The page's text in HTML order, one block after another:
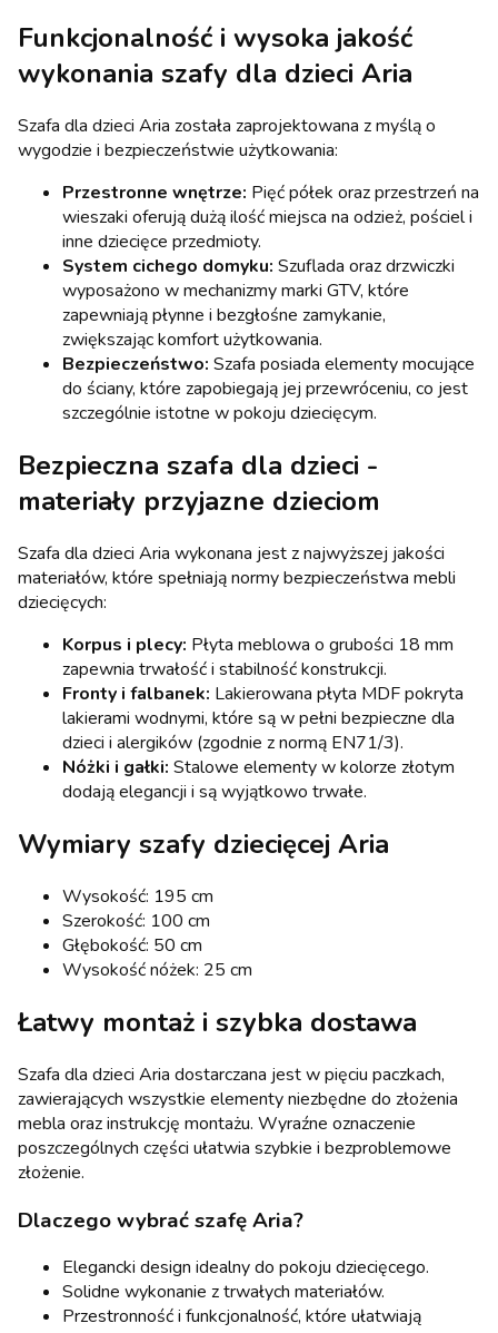
Funkcjonalność i wysoka jakość
wykonania szafy dla dzieci Aria
Szafa dla dzieci Aria została zaprojektowana z myślą o
wygodzie i bezpieczeństwie użytkowania:
Przestronne wnętrze: Pięć półek oraz przestrzeń na
wieszaki oferują dużą ilość miejsca na odzież, pościel i
inne dziecięce przedmioty.
System cichego domyku: Szuflada oraz drzwiczki
wyposażono w mechanizmy marki GTV, które
zapewniają płynne i bezgłośne zamykanie,
zwiększając komfort użytkowania.
Bezpieczeństwo: Szafa posiada elementy mocujące
do ściany, które zapobiegają jej przewróceniu, co jest
szczególnie istotne w pokoju dziecięcym.
Bezpieczna szafa dla dzieci -
materiały przyjazne dzieciom
Szafa dla dzieci Aria wykonana jest z najwyższej jakości
materiałów, które spełniają normy bezpieczeństwa mebli
dziecięcych:
Korpus i plecy: Płyta meblowa o grubości 18 mm
zapewnia trwałość i stabilność konstrukcji.
Fronty i falbanek: Lakierowana płyta MDF pokryta
lakierami wodnymi, które są w pełni bezpieczne dla
dzieci i alergików (zgodnie z normą EN71/3).
Nóżki i gałki: Stalowe elementy w kolorze złotym
dodają elegancji i są wyjątkowo trwałe.
Wymiary szafy dziecięcej Aria
Wysokość: 195 cm
Szerokość: 100 cm
Głębokość: 50 cm
Wysokość nóżek: 25 cm
Łatwy montaż i szybka dostawa
Szafa dla dzieci Aria dostarczana jest w pięciu paczkach,
zawierających wszystkie elementy niezbędne do złożenia
mebla oraz instrukcję montażu. Wyraźne oznaczenie
poszczególnych części ułatwia szybkie i bezproblemowe
złożenie.
Dlaczego wybrać szafę Aria?
Elegancki design idealny do pokoju dziecięcego.
Solidne wykonanie z trwałych materiałów.
Przestronność i funkcjonalność, które ułatwiają